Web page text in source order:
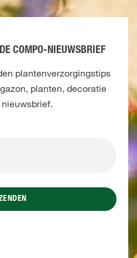
COMPO-NIEUWSBRIEF
plantenverzorgingstips
planten, decoratie